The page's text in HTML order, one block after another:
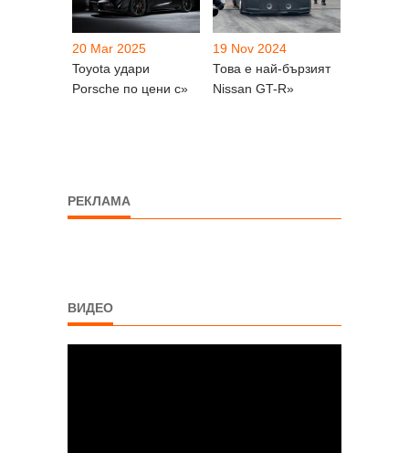
20 Mar 2025
Toyota удари
Porsche по цени с»
19 Nov 2024
Това е най-бързият
Nissan GT-R»
РЕКЛАМА
ВИДЕО